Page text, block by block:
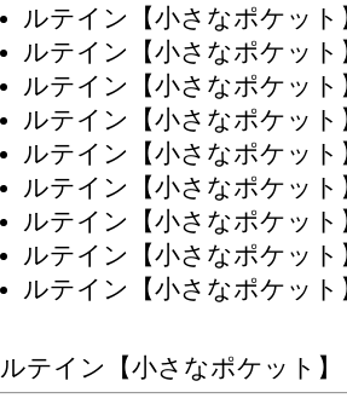
ルテイン【小さなポケッ
ルテイン【小さなポケッ
ルテイン【小さなポケッ
ルテイン【小さなポケッ
ルテイン【小さなポケッ
ルテイン【小さなポケッ
ルテイン【小さなポケッ
ルテイン【小さなポケッ
ルテイン【小さなポケッ
ルテイン【小さなポケット】